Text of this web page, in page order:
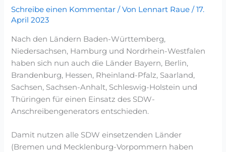
Schreibe einen Kommentar / Von Lennart Raue/17.
April 2023
Nach den Ländern Baden-Württemberg,
Niedersachsen, Hamburg und Nordrhein-Westfalen
haben sich nun auch die Länder Bayern, Berlin,
Brandenburg, Hessen, Rheinland-Pfalz, Saarland,
Sachsen, Sachsen-Anhalt, Schleswig-Holstein und
Thüringen für einen Einsatz des SDW-
Anschreibengenerators entschieden.
Damit nutzen alle SDW einsetzenden Länder
(Bremen und Mecklenburg-Vorpommern haben